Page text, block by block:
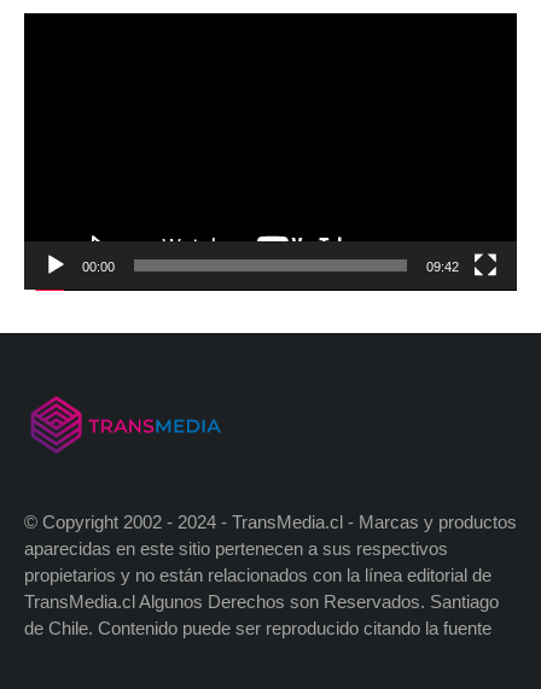
00:00 09:42
© Copyright 2002 - 2024 - TransMedia.cl - Marcas y productos
aparecidas en este sitio pertenecen a sus respectivos
propietarios y no están relacionados con la línea editorial de
TransMedia.cl Algunos Derechos son Reservados. Santiago
de Chile. Contenido puede ser reproducido citando la fuente